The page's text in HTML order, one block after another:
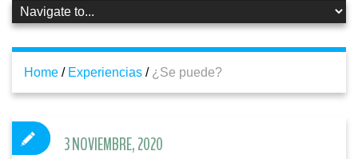
Home / Experiencias / ¿Se puede?
3 NOVIEMBRE, 2020